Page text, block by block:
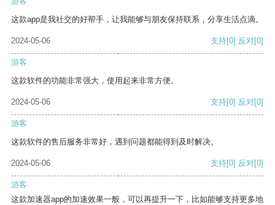
这款app是我社交的好帮手，让我能够与朋友保持联系，分享生活点滴。
2024-05-06 支持[0] 反对[0]
游客
这款软件的功能非常强大，使用起来非常方便。
2024-05-06 支持[0] 反对[0]
游客
这款软件的售后服务非常好，遇到问题都能得到及时解决。
2024-05-06 支持[0] 反对[0]
游客
这款加速器app的加速效果一般，可以再提升一下，比如能够支持更多地